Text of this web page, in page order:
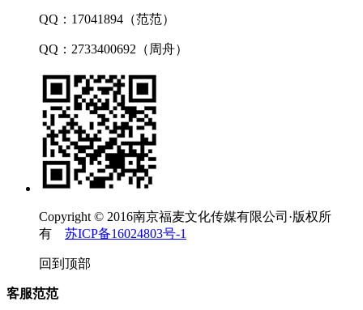
QQ：17041894（范范）
QQ：2733400692（周舟）
Copyright © 2016南京福麦文化传媒有限公司·版权所
有 苏ICP备16024803号-1
回到顶部
客服范范